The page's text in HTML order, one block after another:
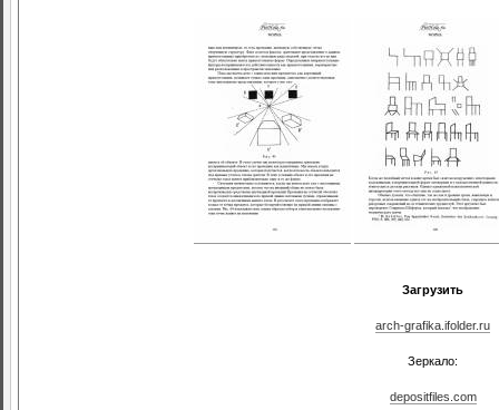
Загрузить
arch-grafika.ifolder.ru
Зеркало:
depositfiles.com